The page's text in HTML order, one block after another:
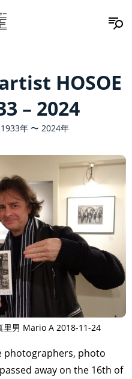
HOSOE
– 2024
年 〜 2024年
里男 Mario A 2018-11-24
photographers, photo
away on the 16th of